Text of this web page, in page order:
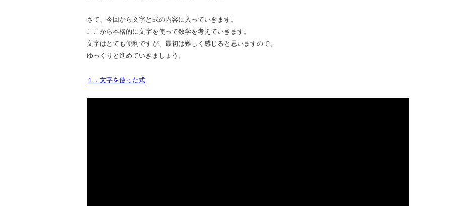
さて、今回から文字と式の内容に入っていきます。
ここから本格的に文字を使って数学を考えていきます。
文字はとても便利ですが、最初は難しく感じると思いますので、
ゆっくりと進めていきましょう。
１．文字を使った式